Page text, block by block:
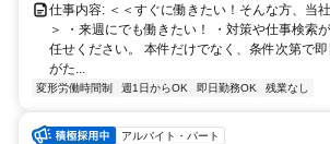
仕事内容: ＜＜すぐに働きたい！そんな方、当
＞ ・来週にでも働きたい！ ・対策や仕事検索
任せください。 本件だけでなく、条件次第で
がた...
変形労働時間制 週1日からOK 即日勤務OK 残業なし
アルバイト・パート